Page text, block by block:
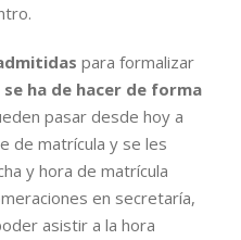
para formalizar
se ha de hacer de forma
pasar desde hoy a
de matrícula y se les
y hora de matrícula
en secretaría,
asistir a la hora